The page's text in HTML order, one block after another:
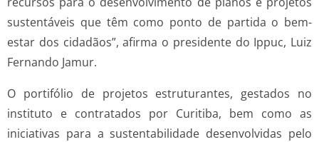
sustentáveis que têm como ponto de partida o bem-
estar dos cidadãos”, afirma o presidente do Ippuc, Luiz
Fernando Jamur.
O portifólio de projetos estruturantes, gestados no
instituto e contratados por Curitiba, bem como as
iniciativas para a sustentabilidade desenvolvidas pelo